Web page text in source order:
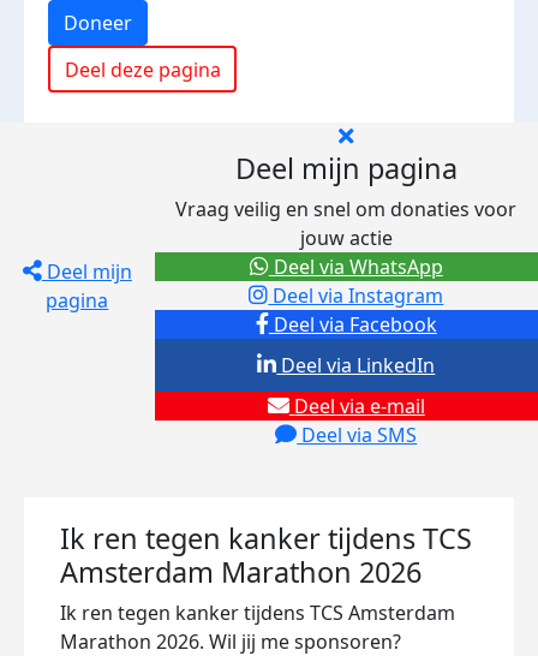
Doneer
Deel deze pagina
Deel mijn
pagina
Deel mijn pagina
Vraag veilig en snel om donaties voor
jouw actie
Deel via Facebook
Deel via Instagram
Deel via e-mail
Deel via SMS
Deel via LinkedIn
Deel via WhatsApp
Ik ren tegen kanker tijdens TCS
Amsterdam Marathon 2026
Ik ren tegen kanker tijdens TCS Amsterdam
Marathon 2026. Wil jij me sponsoren?